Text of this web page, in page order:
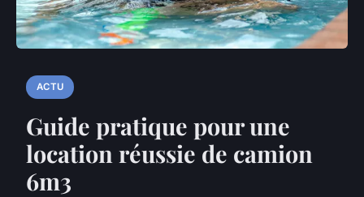
ACTU
Guide pratique pour une
location réussie de camion
6m3